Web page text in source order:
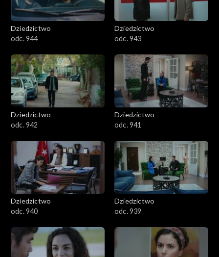
Dziedzictwo
odc. 944
Dziedzictwo
odc. 943
Dziedzictwo
odc. 942
Dziedzictwo
odc. 941
Dziedzictwo
odc. 940
Dziedzictwo
odc. 939